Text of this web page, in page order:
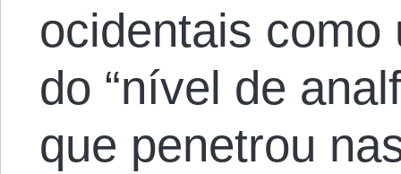
ocidentais como
do “nível de
que penetrou